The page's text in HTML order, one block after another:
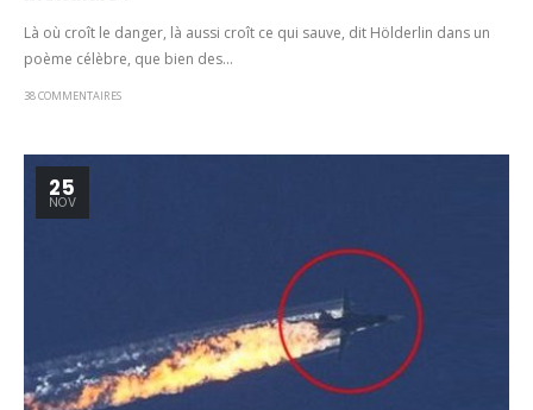
Là où croît le danger, là aussi croît ce qui sauve, dit Hölderlin dans un
poème célèbre, que bien des...
38 COMMENTAIRES
25
NOV